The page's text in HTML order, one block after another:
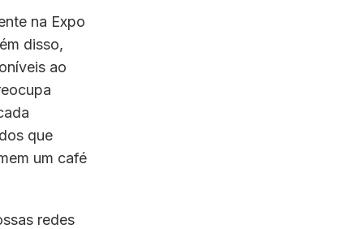
na Expo
disso,
ao
que
um café
redes